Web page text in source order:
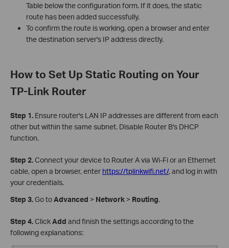
Table below the configuration form. If it does, the static
route has been added successfully.
To confirm the route is working, open a browser and enter
the destination server's IP address directly.
How to Set Up Static Routing on Your
TP-Link Router
Step 1. Ensure router's LAN IP addresses are different from each
other but within the same subnet. Disable Router B's DHCP
function.
Step 2.Connect your device to Router A via Wi-Fi or an Ethernet
cable, open a browser, enter https://tplinkwifi.net/, and log in with
your credentials.
Step 3.Go toAdvanced > Network > Routing.
Step 4.ClickAdd and finish the settings according to the
following explanations: